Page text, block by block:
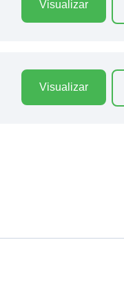
Visualizar
Visualizar